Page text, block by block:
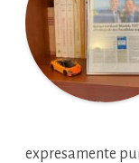
expresamente